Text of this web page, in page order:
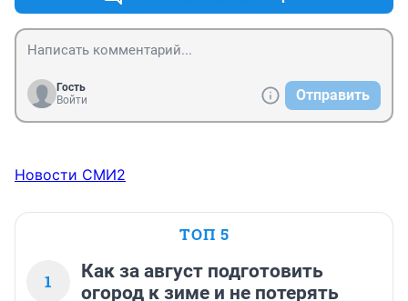
Гость
Войти
Отправить
Новости СМИ2
ТОП 5
1
Как за август подготовить
огород к зиме и не потерять